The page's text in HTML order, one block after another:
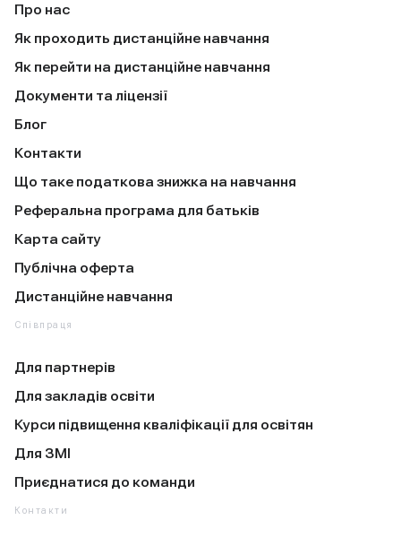
Про нас
Як проходить дистанційне навчання
Як перейти на дистанційне навчання
Документи та ліцензії
Блог
Контакти
Що таке податкова знижка на навчання
Реферальна програма для батьків
Карта сайту
Публічна оферта
Дистанційне навчання
Співпраця
Для партнерів
Для закладів освіти
Курси підвищення кваліфікації для освітян
Для ЗМІ
Приєднатися до команди
Контакти